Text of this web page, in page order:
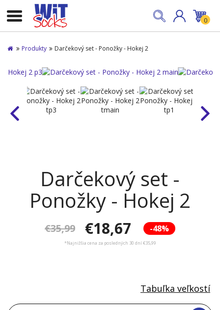
0
Produkty Darčekový set - Ponožky - Hokej 2
Darčekový set -
Ponožky - Hokej 2
-48%
€35,99 €18,67
*Najnižšia cena za posledných 30 dní €35,99
Tabuľka veľkostí